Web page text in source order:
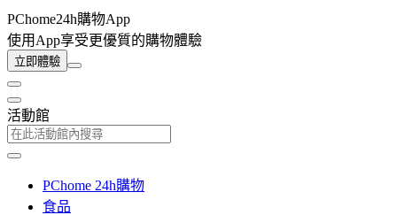
PChome24h購物App
使用App享受更優質的購物體驗
立即體驗
活動館
PChome 24h購物
食品